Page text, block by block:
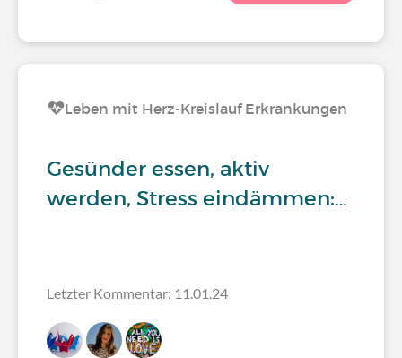
Leben mit Herz-Kreislauf Erkrankungen
Gesünder essen, aktiv
werden, Stress eindämmen:…
Letzter Kommentar: 11.01.24